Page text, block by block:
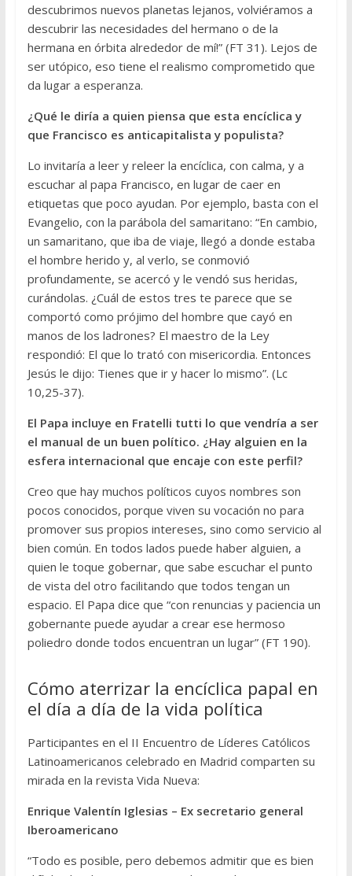
descubrimos nuevos planetas lejanos, volviéramos a
descubrir las necesidades del hermano o de la
hermana en órbita alrededor de mí!” (FT 31). Lejos de
ser utópico, eso tiene el realismo comprometido que
da lugar a esperanza.
¿Qué le diría a quien piensa que esta encíclica y
que Francisco es anticapitalista y populista?
Lo invitaría a leer y releer la encíclica, con calma, y a
escuchar al papa Francisco, en lugar de caer en
etiquetas que poco ayudan. Por ejemplo, basta con el
Evangelio, con la parábola del samaritano: “En cambio,
un samaritano, que iba de viaje, llegó a donde estaba
el hombre herido y, al verlo, se conmovió
profundamente, se acercó y le vendó sus heridas,
curándolas. ¿Cuál de estos tres te parece que se
comportó como prójimo del hombre que cayó en
manos de los ladrones? El maestro de la Ley
respondió: El que lo trató con misericordia. Entonces
Jesús le dijo: Tienes que ir y hacer lo mismo”. (Lc
10,25-37).
El Papa incluye en Fratelli tutti lo que vendría a ser
el manual de un buen político. ¿Hay alguien en la
esfera internacional que encaje con este perfil?
Creo que hay muchos políticos cuyos nombres son
pocos conocidos, porque viven su vocación no para
promover sus propios intereses, sino como servicio al
bien común. En todos lados puede haber alguien, a
quien le toque gobernar, que sabe escuchar el punto
de vista del otro facilitando que todos tengan un
espacio. El Papa dice que “con renuncias y paciencia un
gobernante puede ayudar a crear ese hermoso
poliedro donde todos encuentran un lugar” (FT 190).
Cómo aterrizar la encíclica papal en
el día a día de la vida política
Participantes en el II Encuentro de Líderes Católicos
Latinoamericanos celebrado en Madrid comparten su
mirada en la revista Vida Nueva:
Enrique Valentín Iglesias – Ex secretario general
Iberoamericano
“Todo es posible, pero debemos admitir que es bien